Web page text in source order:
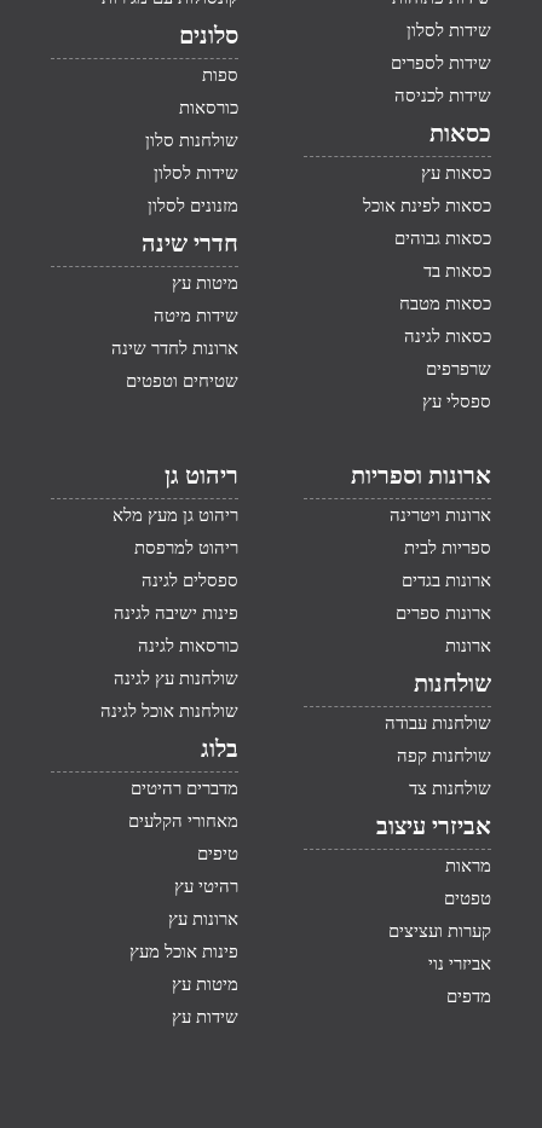
שידות לסלון
שידות לספרים
שידות לכניסה
כסאות
כסאות עץ
כסאות לפינת אוכל
כסאות גבוהים
כסאות בד
כסאות מטבח
כסאות לגינה
שרפרפים
ספסלי עץ
סלונים
ספות
כורסאות
שולחנות סלון
שידות לסלון
מזנונים לסלון
חדרי שינה
מיטות עץ
שידות מיטה
ארונות לחדר שינה
שטיחים וטפטים
ארונות וספריות
ארונות ויטרינה
ספריות לבית
ארונות בגדים
ארונות ספרים
ארונות
שולחנות
שולחנות עבודה
שולחנות קפה
שולחנות צד
אביזרי עיצוב
מראות
טפטים
קערות ועציצים
אביזרי נוי
מדפים
ריהוט גן
ריהוט גן מעץ מלא
ריהוט למרפסת
ספסלים לגינה
פינות ישיבה לגינה
כורסאות לגינה
שולחנות עץ לגינה
שולחנות אוכל לגינה
בלוג
מדברים רהיטים
מאחורי הקלעים
טיפים
רהיטי עץ
ארונות עץ
פינות אוכל מעץ
מיטות עץ
שידות עץ